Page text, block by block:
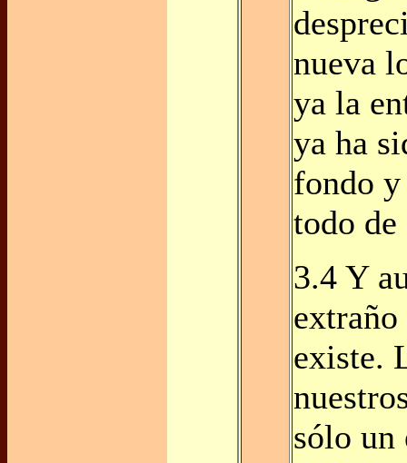
nueva
ya la
ya ha
fondo y
todo de
3.4 Y
extraño
existe.
sólo un